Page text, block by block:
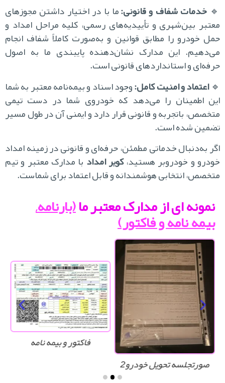
خدمات شفاف و قانونی:ما با در اختیار داشتن مجوزهای
بین‌شهری و تأییدیه‌های رسمی، کلیه مراحل امداد و
خودرو را مطابق قوانین و به‌صورت کاملاً شفاف انجام
این مدارک نشان‌دهنده پایبندی ما به اصول
و استانداردهای قانونی است.
اعتماد و امنیت کامل:وجود اسناد و بیمه‌نامه معتبر به شما
اطمینان را می‌دهد که خودروی شما در دست تیمی
باتجربه و قانونی قرار دارد و ایمنی آن در طول مسیر
شده است.
به‌دنبال خدماتی مطمئن، حرفه‌ای و قانونی در زمینه امداد
و خودروبر هستید،کویر امدادبا مدارک معتبر و تیم
انتخابی هوشمندانه و قابل اعتماد برای شماست.
نمونه ای از مدارک معتبر ما(بارنامه,
بیمه نامه و فاکتور)
فاکتور و بیمه نامه
صورتجلسه تحویل خودرو2